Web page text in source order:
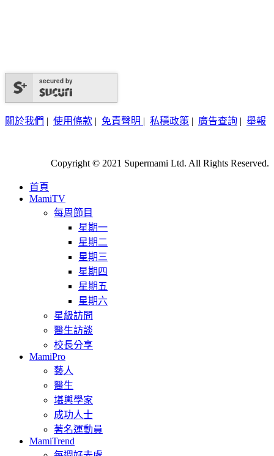
secured by
關於我們 | 使用條款 | 免責聲明 | 私穩政策 | 廣告查詢 | 舉報
Copyright © 2021 Supermami Ltd. All Rights Reserved.
首頁
MamiTV
每周節目
星期一
星期二
星期三
星期四
星期五
星期六
星級訪問
醫生訪談
校長分享
MamiPro
藝人
醫生
堪輿學家
成功人士
著名運動員
MamiTrend